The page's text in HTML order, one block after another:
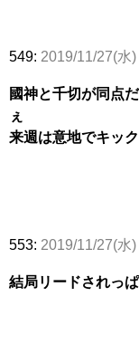
549: 2019/11/27(水
國神と千切が同点
ぇ
来週は意地でキッ
553: 2019/11/27(水
結局リードされっ